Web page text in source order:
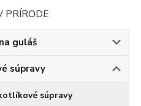
PRÍRODE
guláš
súpravy
súpravy